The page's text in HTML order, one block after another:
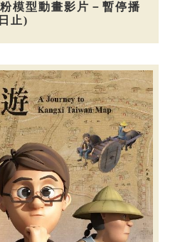
模型動畫影片－暫停播
止)